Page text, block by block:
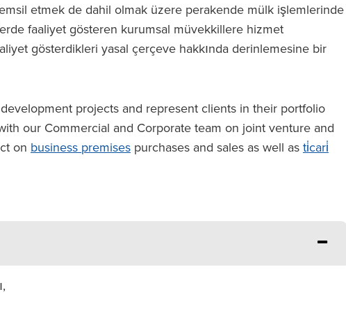
etmek de dahil olmak üzere perakende mülk işlemlerinde
faaliyet gösteren kurumsal müvekkillere hizmet
gösterdikleri yasal çerçeve hakkında derinlemesine bir
projects and represent clients in their portfolio
our Commercial and Corporate team on joint venture and
on business premises purchases and sales as well as ti̇cari̇